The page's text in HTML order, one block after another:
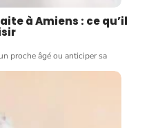
à Amiens : ce qu’il
proche âgé ou anticiper sa